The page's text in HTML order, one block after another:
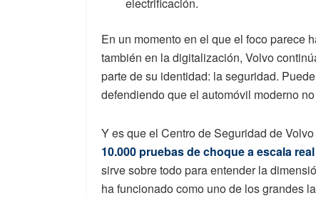
electrificación.
En un momento en el que el foco parece
también en la digitalización, Volvo
parte de su identidad: la seguridad.
defendiendo que el automóvil moderno
Y es que el Centro de Seguridad de
10.000 pruebas de choque a escala real
sirve sobre todo para entender la
ha funcionado como uno de los grandes